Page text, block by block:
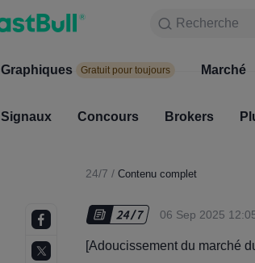
Recherche
Graphiques Gratuit
Signaux
Recherche
Produits
Graphiques Gratuit pour toujours Marché
Signaux Concours Brokers
24/7 / Contenu complet
06 Sep 2025
[Adoucissement du marché